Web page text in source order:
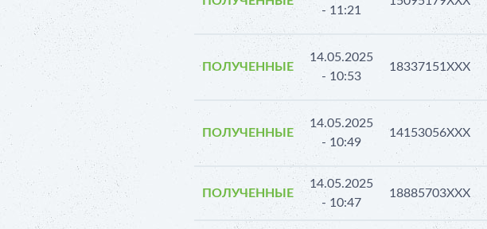
- 11:21
ПОЛУЧЕННЫЕ
14.05.2025
- 10:53
18337151XXX
ПОЛУЧЕННЫЕ
14.05.2025
- 10:49
14153056XXX
ПОЛУЧЕННЫЕ
14.05.2025
- 10:47
18885703XXX